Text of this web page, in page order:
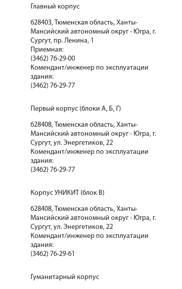
Главный корпус
628403, Тюменская область, Ханты-
Мансийский автономный округ - Югра, г.
Сургут, пр. Ленина, 1
Приемная:
(3462) 76-29-00
Комендант/инженер по эксплуатации
здания:
(3462) 76-29-77
Первый корпус (блоки А, Б, Г)
628408, Тюменская область, Ханты-
Мансийский автономный округ - Югра, г.
Сургут, ул. Энергетиков, 22
Комендант/инженер по эксплуатации
здания:
(3462) 76-29-77
Корпус УНИКИТ (блок В)
628408, Тюменская область, Ханты-
Мансийский автономный округ - Югра, г.
Сургут, ул. Энергетиков, 22
Комендант/инженер по эксплуатации
здания:
(3462) 76-29-61
Гуманитарный корпус